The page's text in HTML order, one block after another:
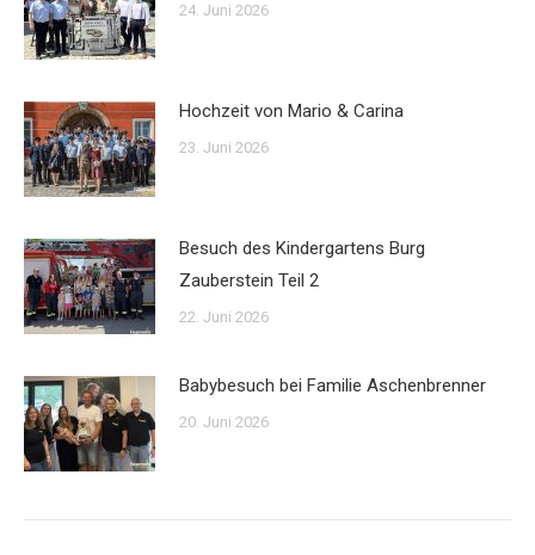
24. Juni 2026
Hochzeit von Mario & Carina
23. Juni 2026
Besuch des Kindergartens Burg
Zauberstein Teil 2
22. Juni 2026
Babybesuch bei Familie Aschenbrenner
20. Juni 2026